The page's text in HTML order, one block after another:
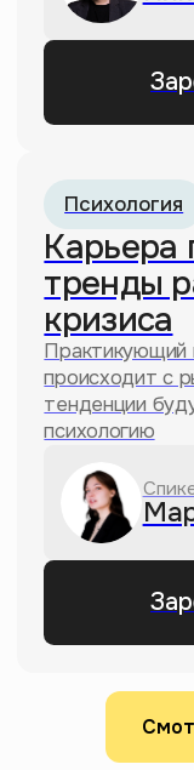
Почему «Наруто»
аниме в России?
«Сыночка-
матери ревнуют
20.06.2025
YouTube-
Так долго
ролик на
остывает обед?